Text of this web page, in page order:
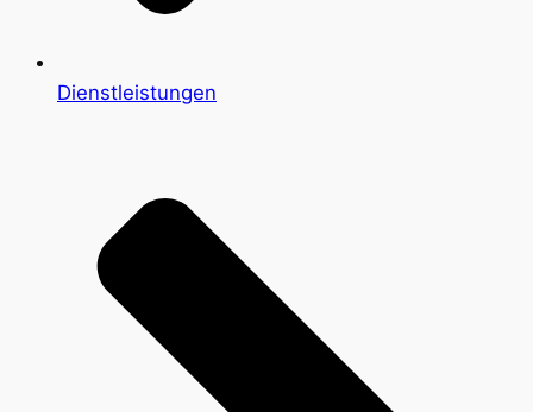
Dienstleistungen